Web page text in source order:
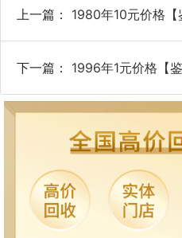
上一篇： 1980年10元价格【
下一篇： 1996年1元价格【